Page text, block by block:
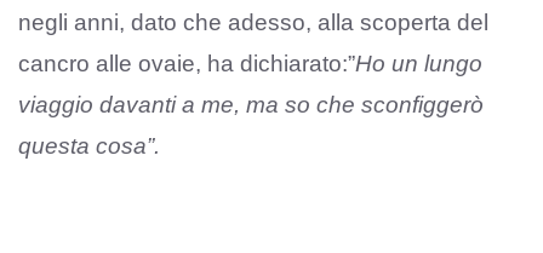
negli anni, dato che adesso, alla scoperta del
cancro alle ovaie, ha dichiarato:”Ho un lungo
viaggio davanti a me, ma so che sconfiggerò
questa cosa”.